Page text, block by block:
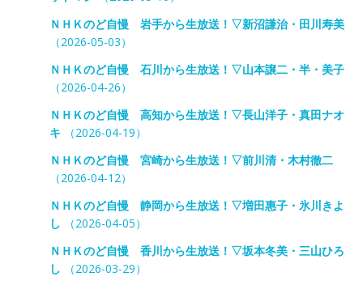
ＮＨＫのど自慢 岩手から生放送！▽新沼謙治・田川寿美
（2026-05-03）
ＮＨＫのど自慢 石川から生放送！▽山本譲二・半・美子
（2026-04-26）
ＮＨＫのど自慢 高知から生放送！▽長山洋子・真田ナオ
キ （2026-04-19）
ＮＨＫのど自慢 宮崎から生放送！▽前川清・木村徹二
（2026-04-12）
ＮＨＫのど自慢 静岡から生放送！▽増田惠子・氷川きよ
し （2026-04-05）
ＮＨＫのど自慢 香川から生放送！▽坂本冬美・三山ひろ
し （2026-03-29）